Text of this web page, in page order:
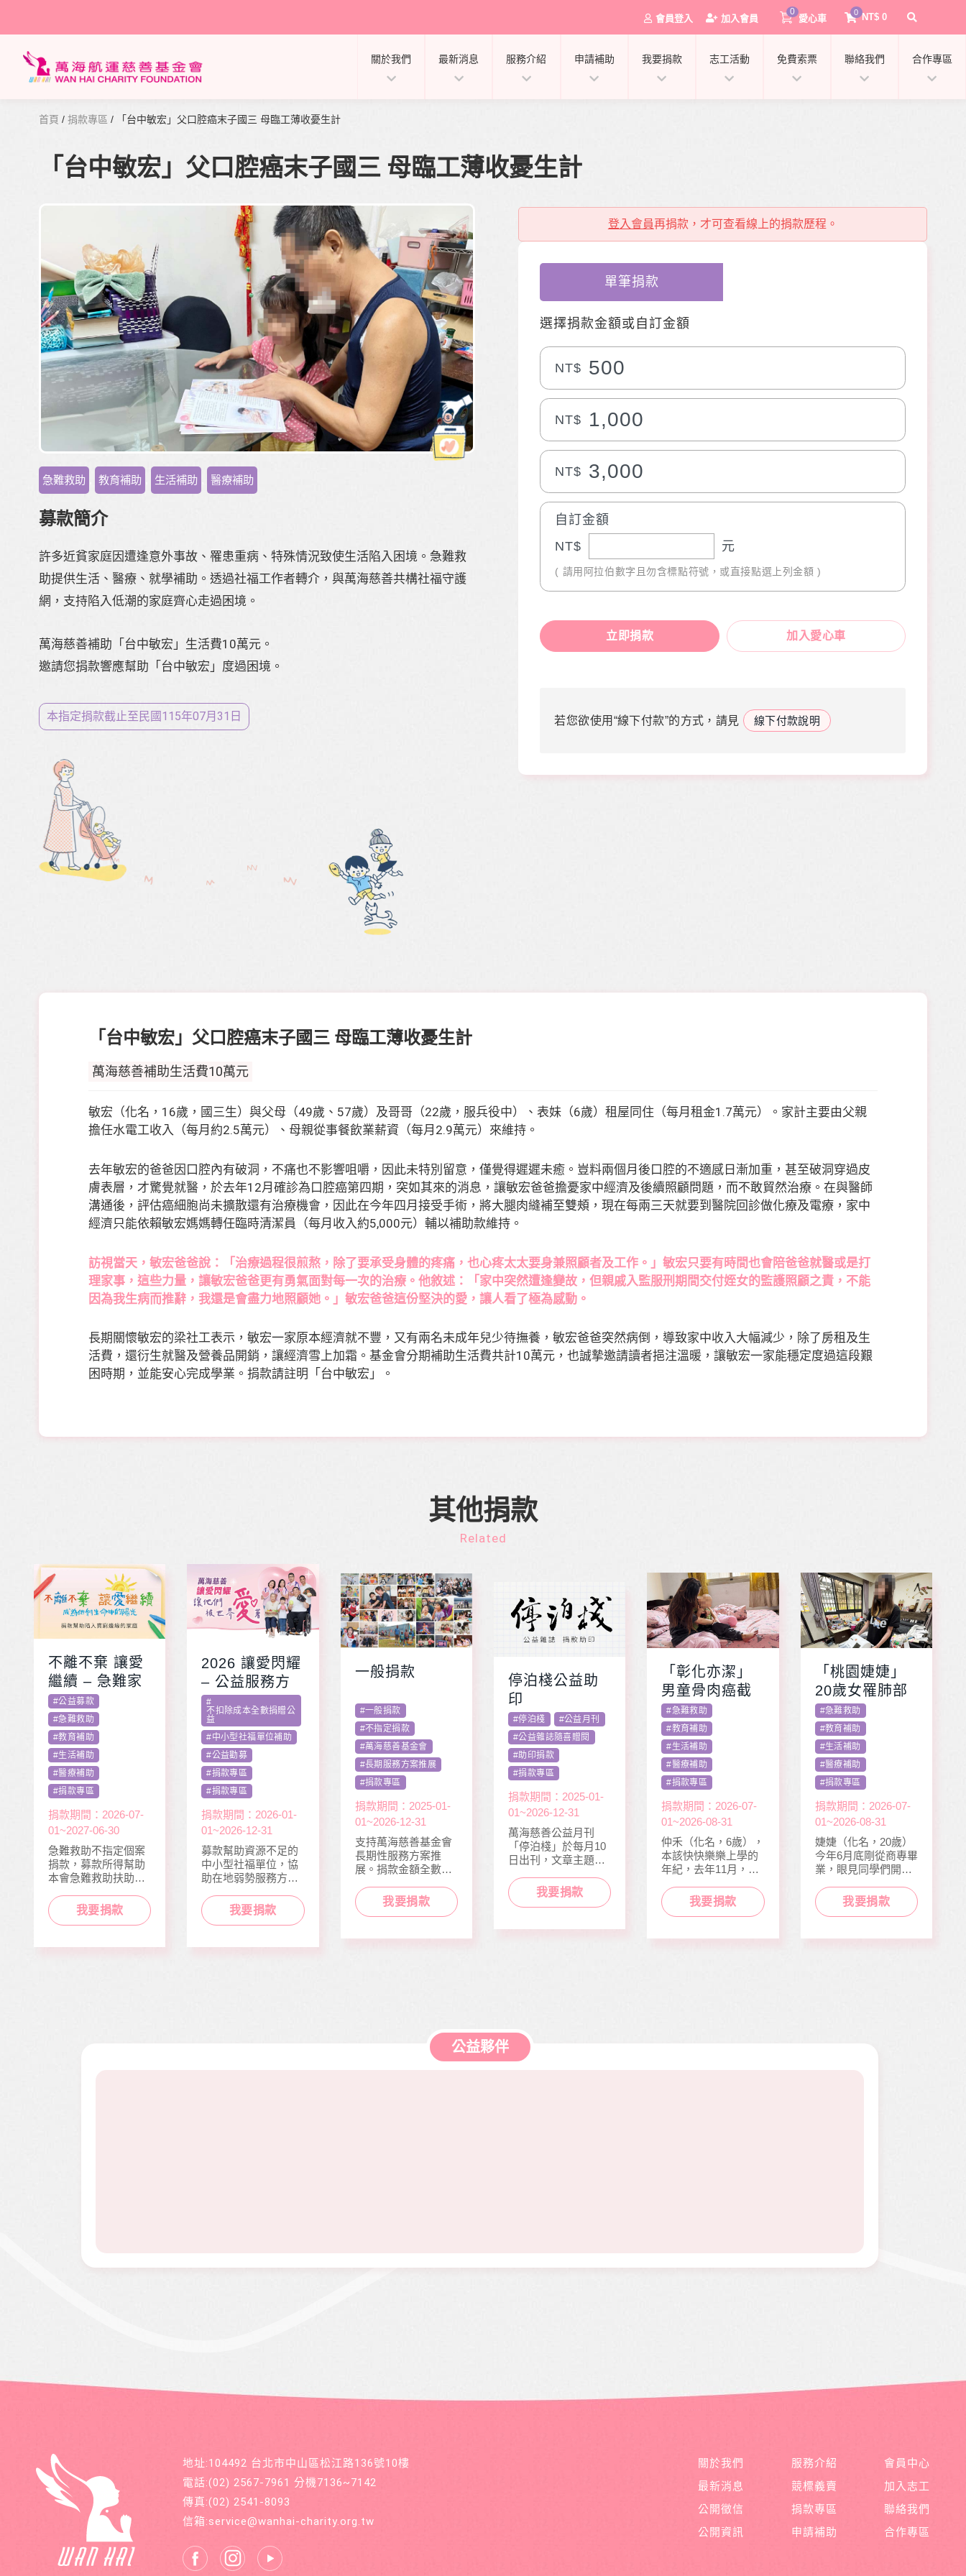
會員登入 加入會員
0
愛心車
0
NT$ 0
0
關於我們 最新消息 服務介紹 申請補助 我要捐款 志工活動 免費索票 聯絡我們 合作專區
首頁 / 捐款專區 / 「台中敏宏」父口腔癌末子國三 母臨工薄收憂生計
「台中敏宏」父口腔癌末子國三 母臨工薄收憂生計
急難救助 教育補助 生活補助 醫療補助
募款簡介
許多近貧家庭因遭逢意外事故、罹患重病、特殊情況致使生活陷入困境。急難救
助提供生活、醫療、就學補助。透過社福工作者轉介，與萬海慈善共構社福守護
網，支持陷入低潮的家庭齊心走過困境。
萬海慈善補助「台中敏宏」生活費10萬元。
邀請您捐款響應幫助「台中敏宏」度過困境。
本指定捐款截止至⺠國115年07月31日
登入會員再捐款，才可查看線上的捐款歷程。
單筆捐款
選擇捐款金額或自訂金額
NT$ 500
NT$ 1,000
NT$ 3,000
自訂金額
NT$
元
( 請用阿拉伯數字且勿含標點符號，或直接點選上列金額 )
立即捐款 加入愛心車
若您欲使用“線下付款”的方式，請見 線下付款說明
「台中敏宏」父口腔癌末子國三 母臨工薄收憂生計
萬海慈善補助生活費10萬元
敏宏（化名，16歲，國三生）與父母（49歲、57歲）及哥哥（22歲，服兵役中）、表妹（6歲）租屋同住（每月租金1.7萬元）。家計主要由父親
擔任水電工收入（每月約2.5萬元）、母親從事餐飲業薪資（每月2.9萬元）來維持。
去年敏宏的爸爸因口腔內有破洞，不痛也不影響咀嚼，因此未特別留意，僅覺得遲遲未癒。豈料兩個月後口腔的不適感日漸加重，甚至破洞穿過皮
膚表層，才驚覺就醫，於去年12月確診為口腔癌第四期，突如其來的消息，讓敏宏爸爸擔憂家中經濟及後續照顧問題，而不敢貿然治療。在與醫師
溝通後，評估癌細胞尚未擴散還有治療機會，因此在今年四月接受手術，將大腿肉縫補至雙頰，現在每兩三天就要到醫院回診做化療及電療，家中
經濟只能依賴敏宏媽媽轉任臨時清潔員（每月收入約5,000元）輔以補助款維持。
訪視當天，敏宏爸爸說：「治療過程很煎熬，除了要承受身體的疼痛，也心疼太太要身兼照顧者及工作。」敏宏只要有時間也會陪爸爸就醫或是打
理家事，這些力量，讓敏宏爸爸更有勇氣面對每一次的治療。他敘述：「家中突然遭逢變故，但親戚入監服刑期間交付姪女的監護照顧之責，不能
因為我生病而推辭，我還是會盡力地照顧她。」敏宏爸爸這份堅決的愛，讓人看了極為感動。
長期關懷敏宏的梁社工表示，敏宏一家原本經濟就不豐，又有兩名未成年兒少待撫養，敏宏爸爸突然病倒，導致家中收入大幅減少，除了房租及生
活費，還衍生就醫及營養品開銷，讓經濟雪上加霜。基金會分期補助生活費共計10萬元，也誠摯邀請讀者挹注溫暖，讓敏宏一家能穩定度過這段艱
困時期，並能安心完成學業。捐款請註明「台中敏宏」。
其他捐款
Related
不離不棄 讓愛
繼續 – 急難家
庭扶助專案
#公益募款
#急難救助
#教育補助
#生活補助
#醫療補助
#捐款專區
捐款期間：2026-07-
01~2027-06-30
急難救助不指定個案
捐款，募款所得幫助
本會急難救助扶助之
度過經濟困境。
我要捐款
2026 讓愛閃耀
– 公益服務方
案補助專案 勸
募活動指定捐
款
#
不扣除成本全數捐贈公
益
#中小型社福單位補助
#公益勸募
#捐款專區
#捐款專區
捐款期間：2026-01-
01~2026-12-31
募款幫助資源不足的
中小型社福單位，協
助在地弱勢服務方案
勢族群。我要捐款
一般捐款
#一般捐款
#不指定捐款
#萬海慈善基金會
#長期服務方案推展
#捐款專區
捐款期間：2025-01-
01~2026-12-31
支持萬海慈善基金會
長期性服務方案推
展。捐款金額全數用
作，如熱氣球升空、
當我們同在醫起、愛
資捐助等各項服務。
我要捐款
停泊棧公益助
印
#停泊棧 #公益月刊
#公益雜誌隨喜贈閱
#助印捐款
#捐款專區
捐款期間：2025-01-
01~2026-12-31
萬海慈善公益月刊
「停泊棧」於每月10
日出刊，文章主題包
靈、健康、人文傳遞
正能量及價值觀，是
邀請您長期駐印 本刊
我要捐款
「彰化亦潔」
男童骨肉癌截
肢化療 受暴單
親媽照顧陷困
#急難救助
#教育補助
#生活補助
#醫療補助
#捐款專區
捐款期間：2026-07-
01~2026-08-31
仲禾（化名，6歲），
本該快快樂樂上學的
年紀，去年11月，因
查，確診罹患骨肉癌
二期。因病況變化太
上復發，短短幾個月
我要捐款
「桃園婕婕」
20歲女罹肺部
罕病 父兼多份
工愁醫費
#急難救助
#教育補助
#生活補助
#醫療補助
#捐款專區
捐款期間：2026-07-
01~2026-08-31
婕婕（化名，20歲）
今年6月底剛從商專畢
業，眼見同學們開心
她卻因病無法面試工
作而感到沮喪。婕婕
員，個性活潑開朗，
我要捐款
公益夥伴
地址:104492 台北市中山區松江路136號10樓
電話:(02) 2567-7961 分機7136~7142
傳真:(02) 2541-8093
信箱:service@wanhai-charity.org.tw
關於我們
最新消息
公開徵信
公開資訊
服務介紹
競標義賣
捐款專區
申請補助
會員中心
加入志工
聯絡我們
合作專區